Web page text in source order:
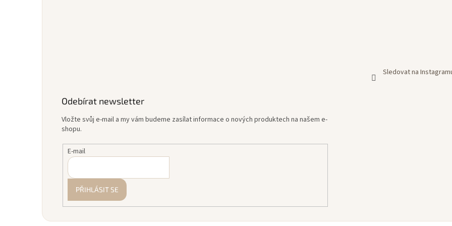
Sledovat na
Odebírat newsletter
Vložte svůj e-mail a my vám budeme zasílat informace o nových produktech na našem e-
shopu.
E-mail
PŘIHLÁSIT SE